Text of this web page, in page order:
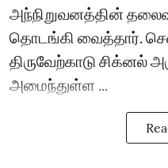
அந்நிறுவனத்தின்
தொடங்கி வைத்தார்.
திருவேற்காடு சிக்னல்
அமைந்துள்ள ...